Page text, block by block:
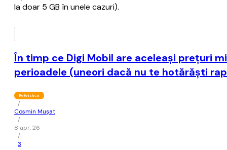
la doar 5 GB în unele cazuri).
În timp ce Digi Mobil are aceleaşi preţuri
perioadele (uneori dacă nu te hotărăşti
Retelistica
/
Cosmin Mușat
/
8 apr. 26
/
3